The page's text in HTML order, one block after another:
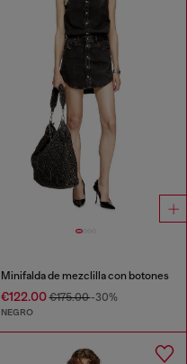
Minifalda de mezclilla con botones
€122.00€175.00-30%
NEGRO